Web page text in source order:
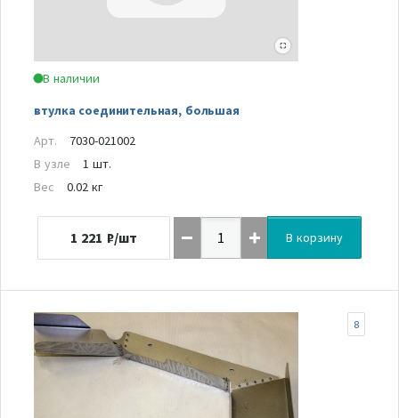
В наличии
втулка соединительная, большая
Арт.
7030-021002
В узле
1 шт.
Вес
0.02 кг
1 221 ₽/шт В корзину
8